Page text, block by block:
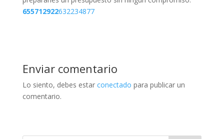
655712922632234877
Enviar comentario
Lo siento, debes estar conectado para publicar un
comentario.